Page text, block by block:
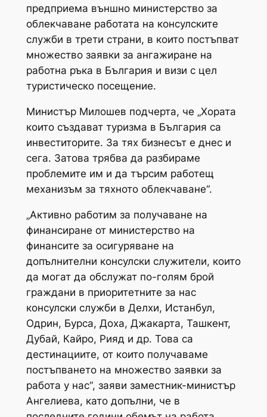
предприема външно министерство за
облекчаване работата на консулските
служби в трети страни, в които постъпват
множество заявки за ангажиране на
работна ръка в България и визи с цел
туристическо посещение.
Министър Милошев подчерта, че „Хората
които създават туризма в България са
инвеститорите. За тях бизнесът е днес и
сега. Затова трябва да разбираме
проблемите им и да търсим работещ
механизъм за тяхното облекчаване“.
„Активно работим за получаване на
финансиране от министерство на
финансите за осигуряване на
допълнителни консулски служители, които
да могат да обслужат по-голям брой
граждани в приоритетните за нас
консулски служби в Делхи, Истанбул,
Одрин, Бурса, Доха, Джакарта, Ташкент,
Дубай, Кайро, Рияд и др. Това са
дестинациите, от които получаваме
постъпването на множество заявки за
работа у нас“, заяви заместник-министър
Ангелиева, като допълни, че в